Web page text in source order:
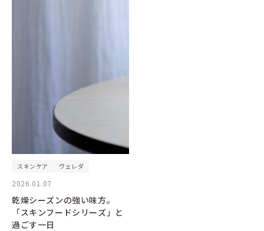
スキンケア ヴェレダ
2026.01.07
乾燥シーズンの強い味方。
「スキンフードシリーズ」と
過ごす一日